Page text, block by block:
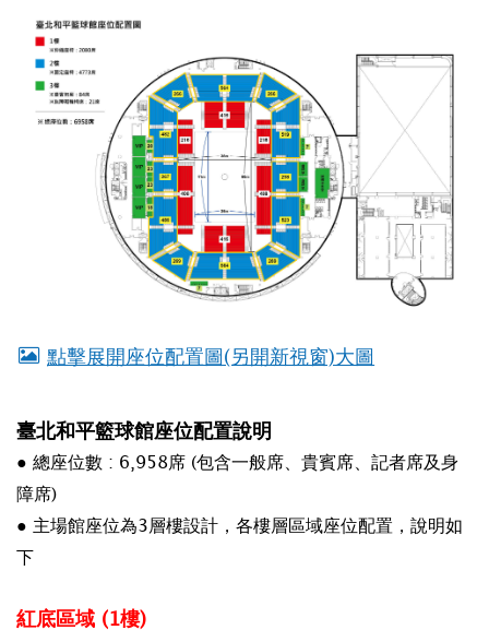
點擊展開座位配置圖(另開新視窗)大圖
臺北和平籃球館座位配置說明
● 總座位數 : 6,958席 (包含一般席、貴賓席、記者席及身
障席)
● 主場館座位為3層樓設計，各樓層區域座位配置，說明如
下
紅底區域 (1樓)